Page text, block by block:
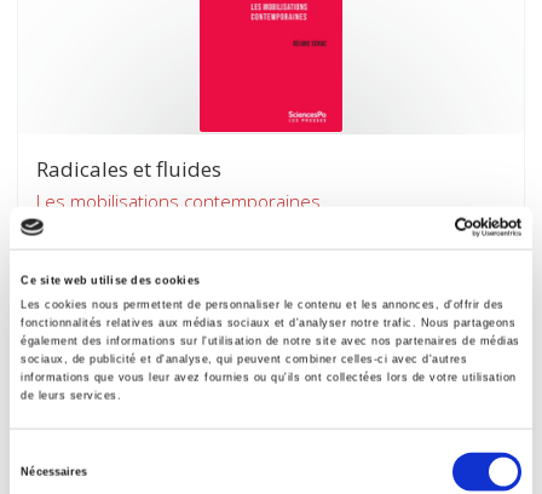
Ce site web utilise des cookies
Les cookies nous permettent de personnaliser le contenu et les annonces, d'offrir des
fonctionnalités relatives aux médias sociaux et d'analyser notre trafic. Nous partageons
également des informations sur l'utilisation de notre site avec nos partenaires de médias
sociaux, de publicité et d'analyse, qui peuvent combiner celles-ci avec d'autres
informations que vous leur avez fournies ou qu'ils ont collectées lors de votre utilisation
de leurs services.
Nécessaires
Radicales et fluides
Les mobilisations contemporaines
Réjane Sénac